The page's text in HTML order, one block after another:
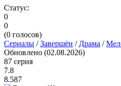
Статус:
0
0
(0 голосов)
Сериалы /Завершён / Драма /
Обновлено (02.08.2026)
87 серия
7.8
8.587